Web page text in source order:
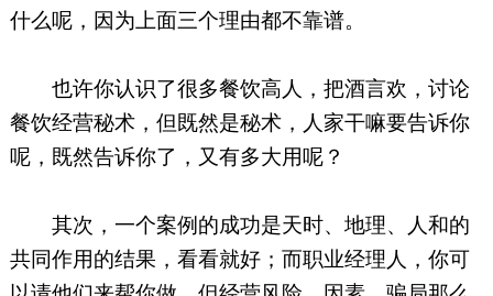
什么呢，因为上面三个理由都不靠谱。
也许你认识了很多餐饮高人，把酒言欢，讨论
餐饮经营秘术，但既然是秘术，人家干嘛要告诉你
呢，既然告诉你了，又有多大用呢？
其次，一个案例的成功是天时、地理、人和的
共同作用的结果，看看就好；而职业经理人，你可